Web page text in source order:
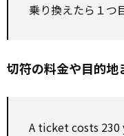
乗り換えたら１つ
切符の料金や目的地
A ticket costs